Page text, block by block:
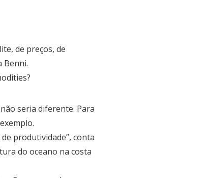
de preços, de
Benni.
seria diferente. Para
produtividade”, conta
do oceano na costa